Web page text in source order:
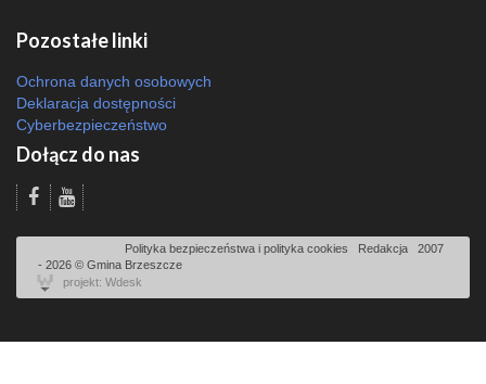
Pozostałe linki
Ochrona danych osobowych
Deklaracja dostępności
Cyberbezpieczeństwo
Dołącz do nas
Polityka bezpieczeństwa i polityka cookies Redakcja
2007
- 2026 © Gmina Brzeszcze
projekt: Wdesk